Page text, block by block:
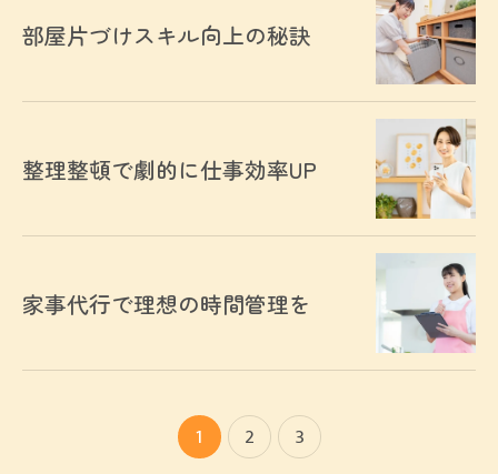
部屋片づけスキル向上の秘訣
整理整頓で劇的に仕事効率UP
家事代行で理想の時間管理を
1 2 3
お問い合わせはこちら